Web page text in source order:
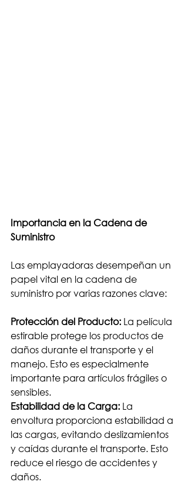
Importancia en la Cadena de
Suministro
Las emplayadoras desempeñan un
papel vital en la cadena de
suministro por varias razones clave:
Protección del Producto: La película
estirable protege los productos de
daños durante el transporte y el
manejo. Esto es especialmente
importante para artículos frágiles o
sensibles.
Estabilidad de la Carga: La
envoltura proporciona estabilidad a
las cargas, evitando deslizamientos
y caídas durante el transporte. Esto
reduce el riesgo de accidentes y
daños.